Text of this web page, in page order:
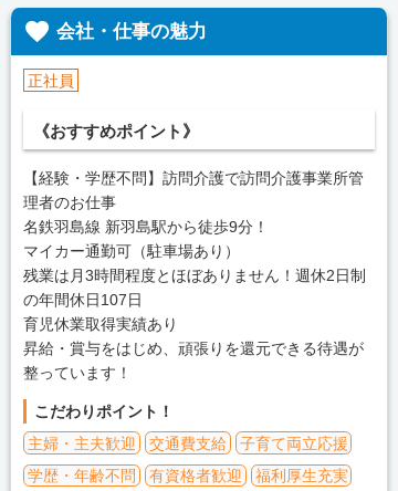
 会社・仕事の魅力
正社員
《おすすめポイント》
【経験・学歴不問】訪問介護で訪問介護事業所管
理者のお仕事
名鉄羽島線 新羽島駅から徒歩9分！
マイカー通勤可（駐車場あり）
残業は月3時間程度とほぼありません！週休2日制
の年間休日107日
育児休業取得実績あり
昇給・賞与をはじめ、頑張りを還元できる待遇が
整っています！
こだわりポイント！
主婦・主夫歓迎
交通費支給
子育て両立応援
学歴・年齢不問
有資格者歓迎
福利厚生充実